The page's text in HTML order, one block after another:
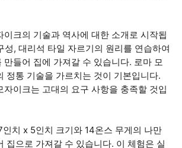
이크의 기술과 역사에 대한 소개로 시작됩
성, 대리석 타일 자르기의 원리를 연습하여
만들어 집에 가져갈 수 있습니다. 로마 모
정통 기술을 가르치는 것이 기본입니다.
자이크는 고대의 요구 사항을 충족할 것입
치 x 5인치 크기와 14온스 무게의 나만
집으로 가져갈 수 있습니다. 이 체험은 실